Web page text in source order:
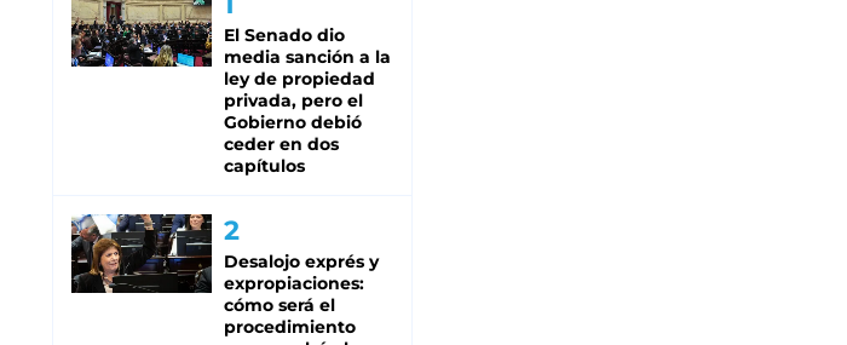
El Senado dio
media sanción a la
ley de propiedad
privada, pero el
Gobierno debió
ceder en dos
capítulos
Desalojo exprés y
expropiaciones:
cómo será el
procedimiento